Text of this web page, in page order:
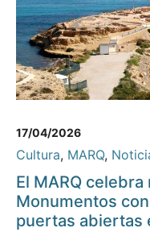
17/04/2026
Cultura, MARQ,
El MARQ
Monumentos
puertas abiertas